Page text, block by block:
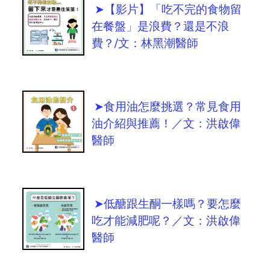
➤【影片】「吃不完的食物留
在餐盤」是浪費？還是不浪
費？/文：林黑潮醫師
➤食用油怎麼挑選？常見食用
油介紹與推薦！／文：洪啟偉
醫師
➤低醣跟生酮一樣嗎？要怎麼
吃才能減肥呢？／文：洪啟偉
醫師